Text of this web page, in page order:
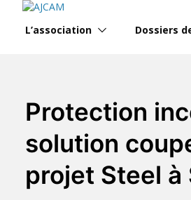
contentL’association Dossiers
Protection
solution
projet Steel à